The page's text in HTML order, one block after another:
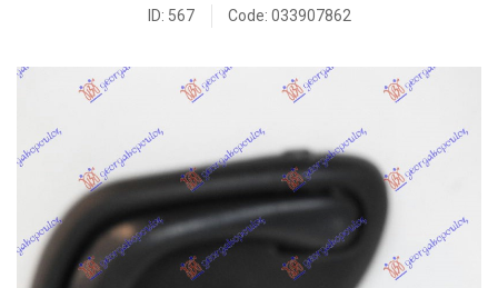
ID: 567 Code: 033907862